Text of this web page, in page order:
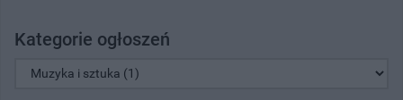
Kategorie ogłoszeń